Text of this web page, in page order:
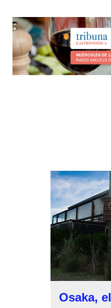
Osaka, el